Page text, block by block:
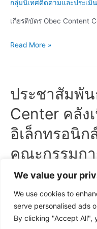
We value your
We use cookies to
serve personalised ads
By clicking "Accept All",
กลุ่มนิเทศติดตามและประเมิ
เกียรติบัตร Obec Content
ดาว
Obec
Content
Center
Read More »
ประชาสัมพั
Center คลัง
อิเล็กทรอนิก
คณะกรรมก
ฐาน
กลุ่มนิเทศติดตามและประเมิ
Obec Content Center คลั